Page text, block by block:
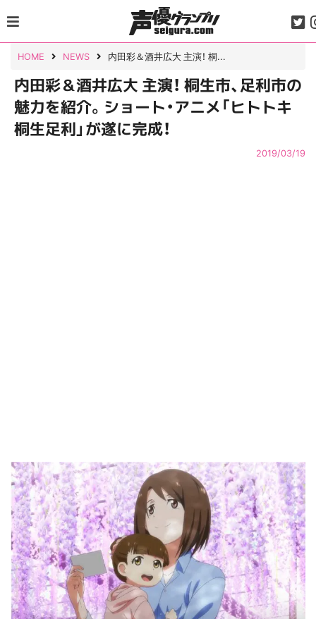
to
content
HOME NEWS 内田彩＆酒井広大 主演！ 桐...
内田彩＆酒井広大 主演！ 桐生市、足利市の
魅力を紹介。ショート・アニメ「ヒトトキ
桐生足利」が遂に完成！
2019/03/19